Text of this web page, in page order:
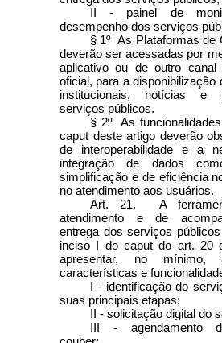
II - painel de
desempenho dos serviços
§ 1º As Plataformas de
deverão ser acessadas por
aplicativo ou de outro canal
oficial, para a disponibilização
institucionais, notícias e
serviços públicos.
§ 2º As
caput deste artigo deverão
de interoperabilidade e a
integração de dados
simplificação e de eficiência
no atendimento aos usuários.
Art. 21. A
atendimento e de
entrega dos serviços
inciso I do caput do art. 20
apresentar, no mínimo,
características e
I - identificação do
suas principais etapas;
II - solicitação digital do
III - agendamento